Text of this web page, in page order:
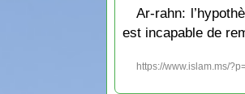
Ar-rahn:
est incapable de
https://www.islam.ms/